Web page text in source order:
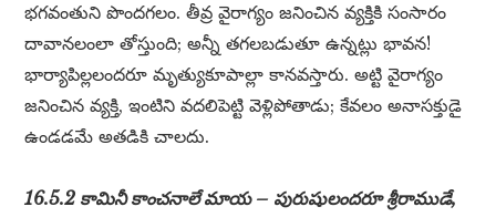
భగవంతుని పొందగలం. తీవ్ర వైరాగ్యం జనించిన వ్యక్తికి సంసారం
దావానలంలా తోస్తుంది; అన్నీ తగలబడుతూ ఉన్నట్లు భావన!
భార్యాపిల్లలందరూ మృత్యుకూపాల్లా కానవస్తారు. అట్టి వైరాగ్యం
జనించిన వ్యక్తి, ఇంటిని వదలిపెట్టి వెళ్లిపోతాడు; కేవలం అనాసక్తుడై
ఉండడమే అతడికి చాలదు.
16.5.2 కామినీ కాంచనాలే మాయ – పురుషులందరూ శ్రీరాముడే,